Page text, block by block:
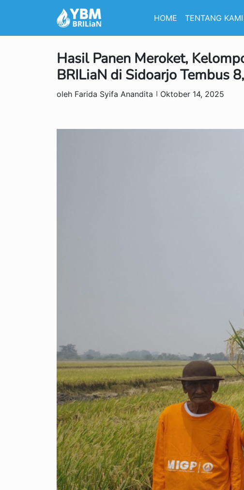
HOME TENTANG KAMI
Hasil Panen Meroket,
BRILiaN di Sidoarjo Tembus
oleh Farida Syifa Anandita Oktober 14, 2025